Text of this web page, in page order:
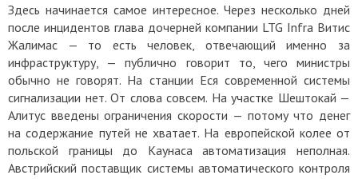
Здесь начинается самое интересное. Через несколько дней
после инцидентов глава дочерней компании LTG Infra Витис
Жалимас — то есть человек, отвечающий именно за
инфраструктуру, — публично говорит то, чего министры
обычно не говорят. На станции Еся современной системы
сигнализации нет. От слова совсем. На участке Шештокай —
Алитус введены ограничения скорости — потому что денег
на содержание путей не хватает. На европейской колее от
польской границы до Каунаса автоматизация неполная.
Австрийский поставщик системы автоматического контроля